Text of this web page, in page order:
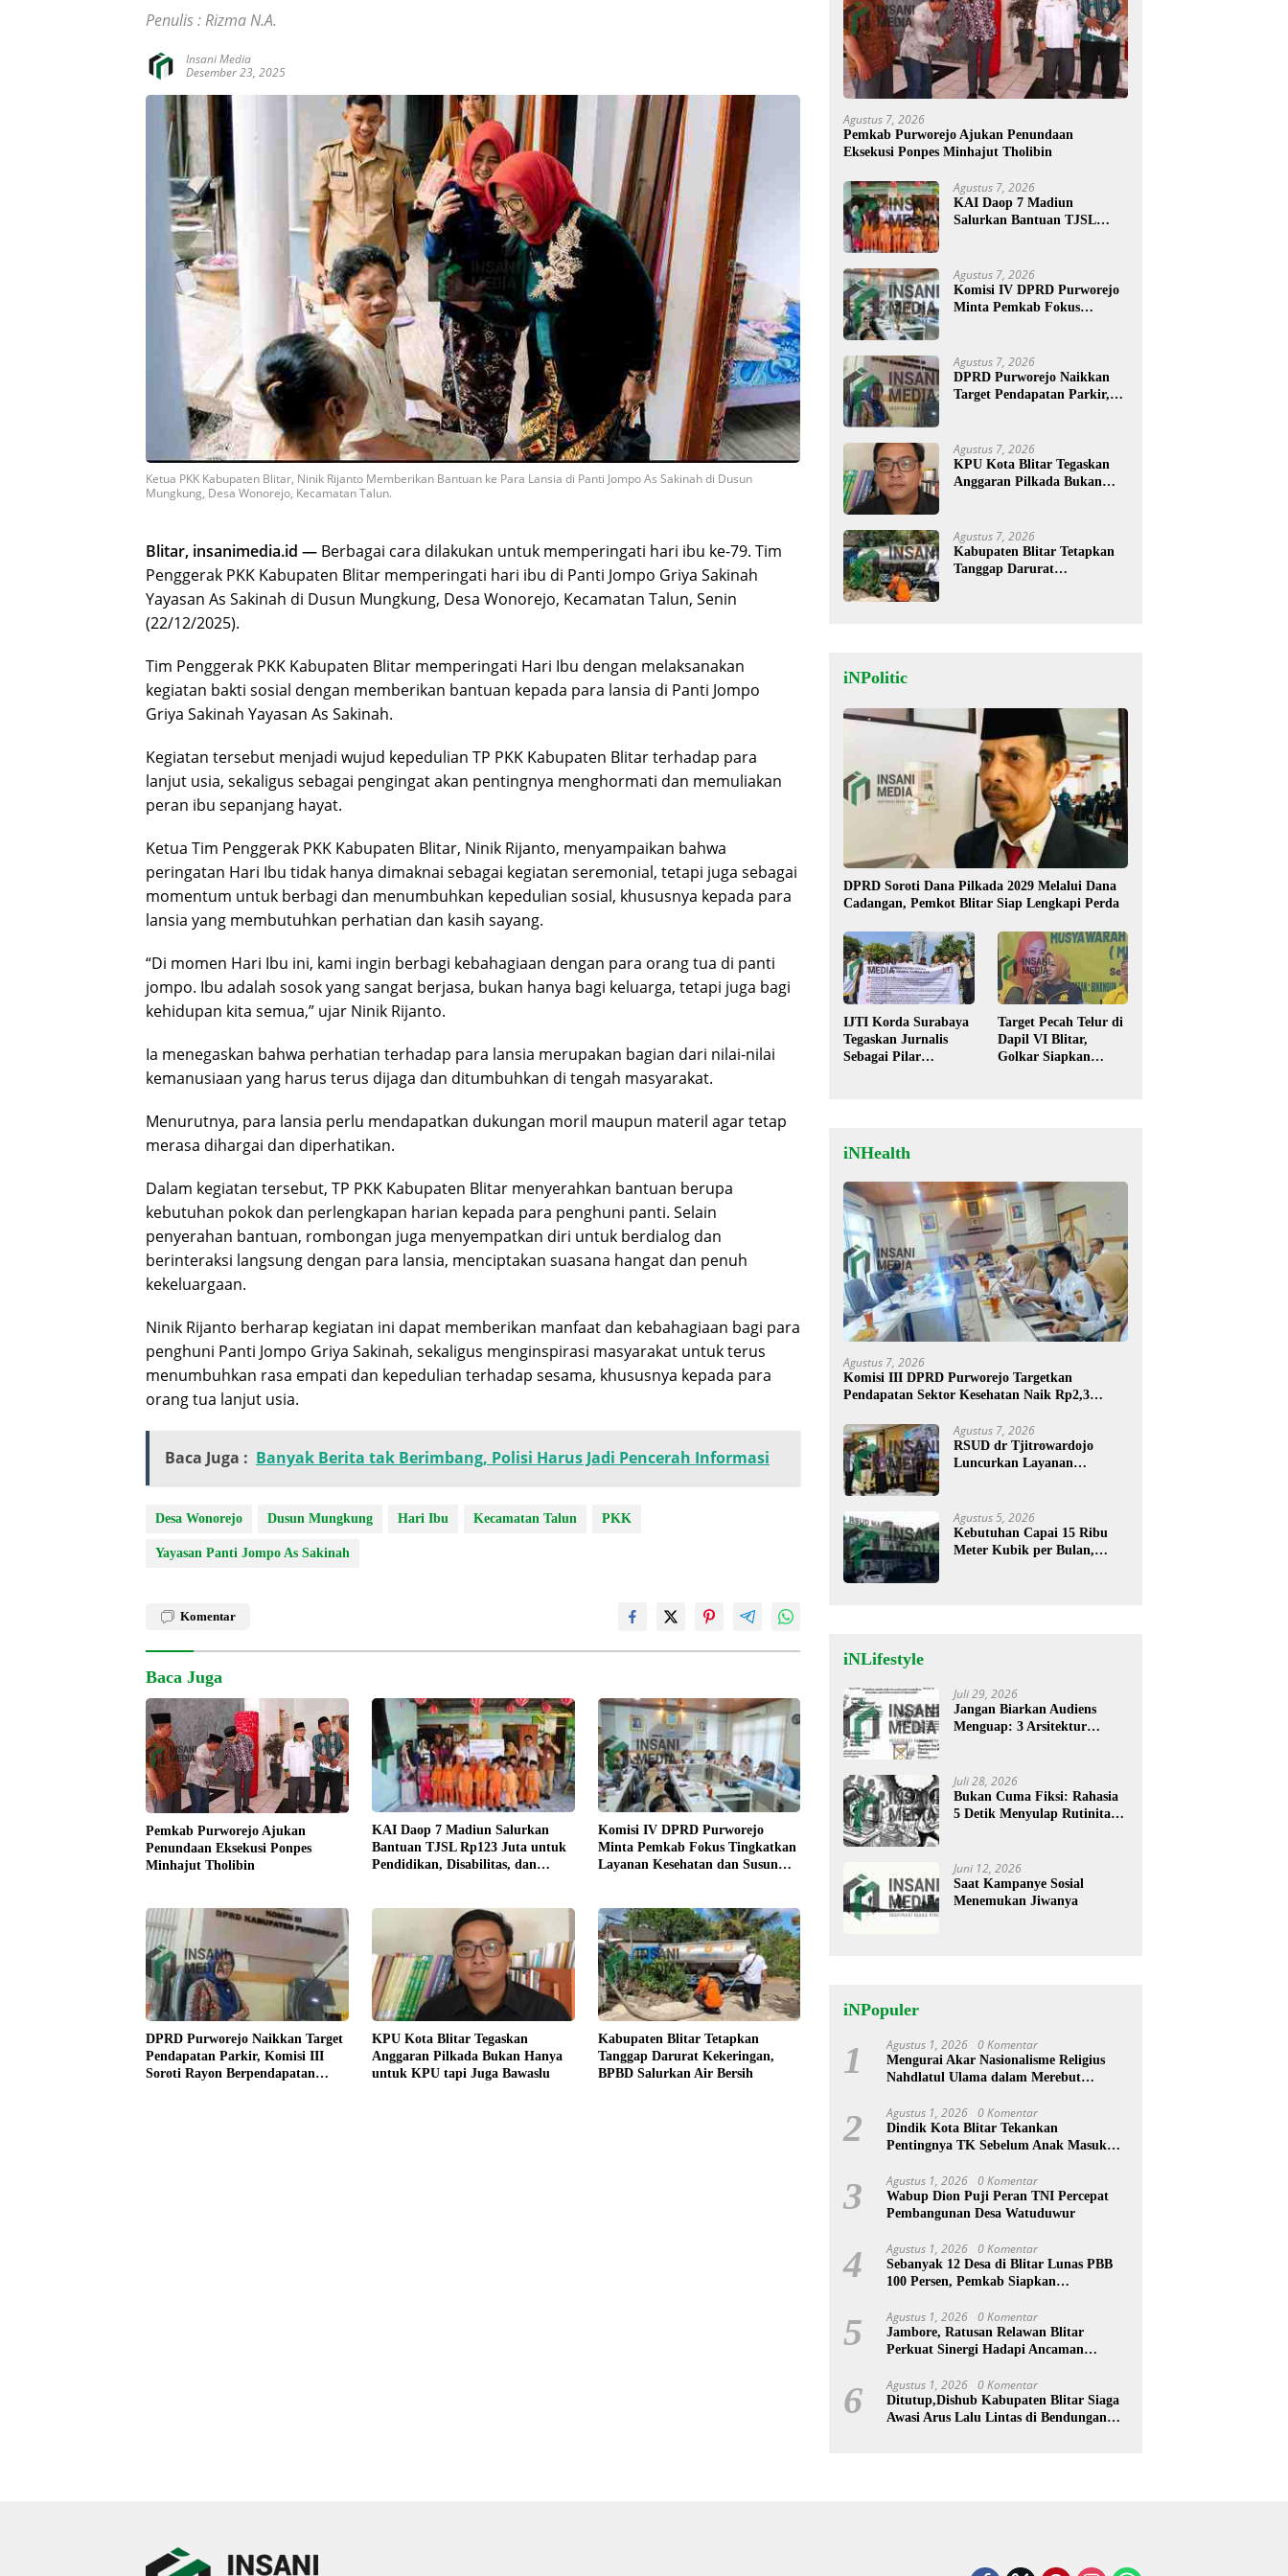
Penulis : Rizma N.A.
Insani Media
Desember 23, 2025
Ketua PKK Kabupaten Blitar, Ninik Rijanto Memberikan Bantuan ke Para Lansia di Panti Jompo As Sakinah di Dusun
Mungkung, Desa Wonorejo, Kecamatan Talun.
Blitar, insanimedia.id — Berbagai cara dilakukan untuk memperingati hari ibu ke-79. Tim
Penggerak PKK Kabupaten Blitar memperingati hari ibu di Panti Jompo Griya Sakinah
Yayasan As Sakinah di Dusun Mungkung, Desa Wonorejo, Kecamatan Talun, Senin
(22/12/2025).
Tim Penggerak PKK Kabupaten Blitar memperingati Hari Ibu dengan melaksanakan
kegiatan bakti sosial dengan memberikan bantuan kepada para lansia di Panti Jompo
Griya Sakinah Yayasan As Sakinah.
Kegiatan tersebut menjadi wujud kepedulian TP PKK Kabupaten Blitar terhadap para
lanjut usia, sekaligus sebagai pengingat akan pentingnya menghormati dan memuliakan
peran ibu sepanjang hayat.
Ketua Tim Penggerak PKK Kabupaten Blitar, Ninik Rijanto, menyampaikan bahwa
peringatan Hari Ibu tidak hanya dimaknai sebagai kegiatan seremonial, tetapi juga sebagai
momentum untuk berbagi dan menumbuhkan kepedulian sosial, khususnya kepada para
lansia yang membutuhkan perhatian dan kasih sayang.
“Di momen Hari Ibu ini, kami ingin berbagi kebahagiaan dengan para orang tua di panti
jompo. Ibu adalah sosok yang sangat berjasa, bukan hanya bagi keluarga, tetapi juga bagi
kehidupan kita semua,” ujar Ninik Rijanto.
Ia menegaskan bahwa perhatian terhadap para lansia merupakan bagian dari nilai-nilai
kemanusiaan yang harus terus dijaga dan ditumbuhkan di tengah masyarakat.
Menurutnya, para lansia perlu mendapatkan dukungan moril maupun materil agar tetap
merasa dihargai dan diperhatikan.
Dalam kegiatan tersebut, TP PKK Kabupaten Blitar menyerahkan bantuan berupa
kebutuhan pokok dan perlengkapan harian kepada para penghuni panti. Selain
penyerahan bantuan, rombongan juga menyempatkan diri untuk berdialog dan
berinteraksi langsung dengan para lansia, menciptakan suasana hangat dan penuh
kekeluargaan.
Ninik Rijanto berharap kegiatan ini dapat memberikan manfaat dan kebahagiaan bagi para
penghuni Panti Jompo Griya Sakinah, sekaligus menginspirasi masyarakat untuk terus
menumbuhkan rasa empati dan kepedulian terhadap sesama, khususnya kepada para
orang tua lanjut usia.
Baca Juga : Banyak Berita tak Berimbang, Polisi Harus Jadi Pencerah Informasi
Desa Wonorejo Dusun Mungkung Hari Ibu Kecamatan Talun PKK
Yayasan Panti Jompo As Sakinah
Komentar
Baca Juga
Pemkab Purworejo Ajukan
Penundaan Eksekusi Ponpes
Minhajut Tholibin
KAI Daop 7 Madiun Salurkan
Bantuan TJSL Rp123 Juta untuk
Pendidikan, Disabilitas, dan
Komisi IV DPRD Purworejo
Minta Pemkab Fokus Tingkatkan
Layanan Kesehatan dan Susun
DPRD Purworejo Naikkan Target
Pendapatan Parkir, Komisi III
Soroti Rayon Berpendapatan
KPU Kota Blitar Tegaskan
Anggaran Pilkada Bukan Hanya
untuk KPU tapi Juga Bawaslu
Kabupaten Blitar Tetapkan
Tanggap Darurat Kekeringan,
BPBD Salurkan Air Bersih
Agustus 7, 2026
Pemkab Purworejo Ajukan Penundaan
Eksekusi Ponpes Minhajut Tholibin
Agustus 7, 2026
KAI Daop 7 Madiun
Salurkan Bantuan TJSL
Budaya
Agustus 7, 2026
Komisi IV DPRD Purworejo
Minta Pemkab Fokus
Kemiskinan
Agustus 7, 2026
DPRD Purworejo Naikkan
Target Pendapatan Parkir,
Agustus 7, 2026
KPU Kota Blitar Tegaskan
Anggaran Pilkada Bukan
Agustus 7, 2026
Kabupaten Blitar Tetapkan
Tanggap Darurat
iNPolitic
DPRD Soroti Dana Pilkada 2029 Melalui Dana
Cadangan, Pemkot Blitar Siap Lengkapi Perda
IJTI Korda Surabaya
Tegaskan Jurnalis
Sebagai Pilar
Target Pecah Telur di
Dapil VI Blitar,
Golkar Siapkan
iNHealth
Agustus 7, 2026
Komisi III DPRD Purworejo Targetkan
Pendapatan Sektor Kesehatan Naik Rp2,3
Agustus 7, 2026
RSUD dr Tjitrowardojo
Luncurkan Layanan
Agustus 5, 2026
Kebutuhan Capai 15 Ribu
Meter Kubik per Bulan,
iNLifestyle
Juli 29, 2026
Jangan Biarkan Audiens
Menguap: 3 Arsitektur
Juli 28, 2026
Bukan Cuma Fiksi: Rahasia
5 Detik Menyulap Rutinitas
Juni 12, 2026
Saat Kampanye Sosial
Menemukan Jiwanya
iNPopuler
1 Agustus 1, 2026 0 Komentar
Mengurai Akar Nasionalisme Religius
Nahdlatul Ulama dalam Merebut
2 Agustus 1, 2026 0 Komentar
Dindik Kota Blitar Tekankan
Pentingnya TK Sebelum Anak Masuk
3 Agustus 1, 2026 0 Komentar
Wabup Dion Puji Peran TNI Percepat
Pembangunan Desa Watuduwur
4 Agustus 1, 2026 0 Komentar
Sebanyak 12 Desa di Blitar Lunas PBB
100 Persen, Pemkab Siapkan
5 Agustus 1, 2026 0 Komentar
Jambore, Ratusan Relawan Blitar
Perkuat Sinergi Hadapi Ancaman
6 Agustus 1, 2026 0 Komentar
Ditutup,Dishub Kabupaten Blitar Siaga
Awasi Arus Lalu Lintas di Bendungan